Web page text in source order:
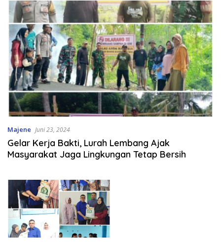
Majene Juni 23, 2024
Gelar Kerja Bakti, Lurah Lembang Ajak
Masyarakat Jaga Lingkungan Tetap Bersih